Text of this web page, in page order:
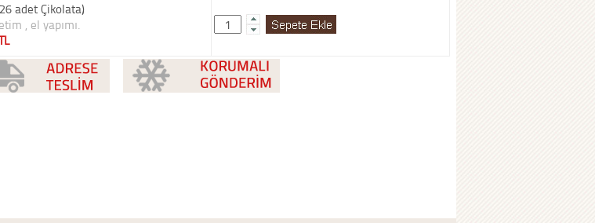
adet Çikolata)
, el yapımı.